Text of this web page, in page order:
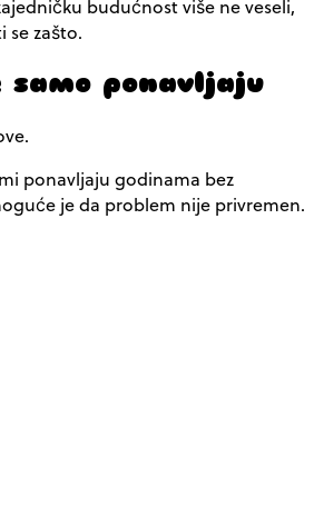
budućnost više ne veseli,
se zašto.
samo ponavljaju
ponavljaju godinama bez
je da problem nije privremen.